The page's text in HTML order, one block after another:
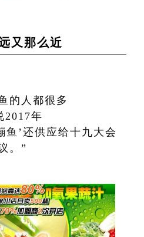
又那么近
的人都很多
2017年
鱼’还供应给十九大会
。”